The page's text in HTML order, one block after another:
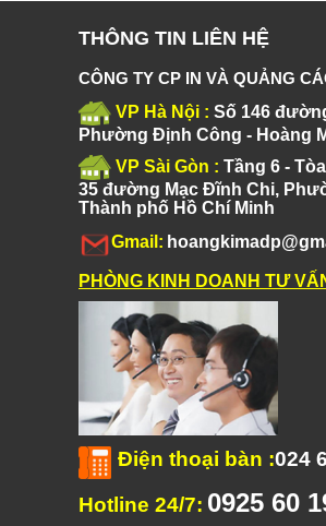
THÔNG TIN LIÊN HỆ
CÔNG TY CP IN VÀ QUẢNG
VP Hà Nội : Số 146
Phường Định Công - Hoàng
VP Sài Gòn : Tầng 6 -
35 đường Mạc Đĩnh Chi,
Thành phố Hồ Chí Minh
Gmail:
PHÒNG KINH DOANH TƯ
Điện thoại bàn :024
Hotline 24/7: 0925 60